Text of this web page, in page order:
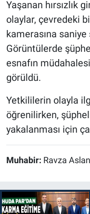
Yaşanan hırsızlık
olaylar, çevredeki
kamerasına saniye
Görüntülerde
esnafın
görüldü.
Yetkililerin olayla
öğrenilirken,
yakalanması için
Muhabir: Ravza Aslan